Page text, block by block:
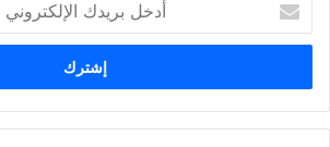
بريدك
الإلكتروني